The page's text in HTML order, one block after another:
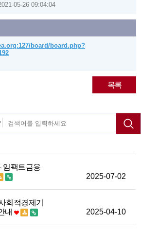
05-26 09:04:04
board/board.php?
목록
임팩트금융
2025-07-02
회적경제기
내
2025-04-10